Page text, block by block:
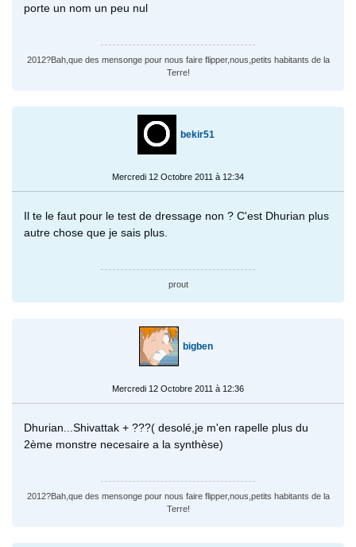
porte un nom un peu nul
2012?Bah,que des mensonge pour nous faire flipper,nous,petits habitants de la
Terre!
bekir51
Mercredi 12 Octobre 2011 à 12:34
Il te le faut pour le test de dressage non ? C'est Dhurian plus
autre chose que je sais plus.
prout
bigben
Mercredi 12 Octobre 2011 à 12:36
Dhurian...Shivattak + ???( desolé,je m'en rapelle plus du
2ème monstre necesaire a la synthèse)
2012?Bah,que des mensonge pour nous faire flipper,nous,petits habitants de la
Terre!